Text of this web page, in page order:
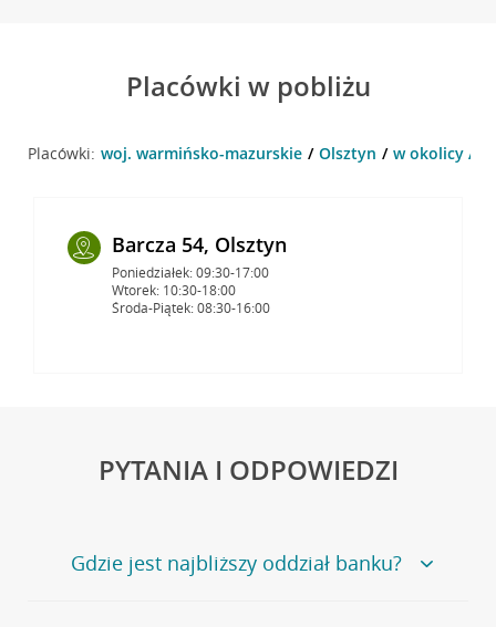
Placówki w pobliżu
Placówki: woj. warmińsko-mazurskie Olsztyn w okolicy
Barcza 54, Olsztyn
Poniedziałek: 09:30-17:00
Wtorek: 10:30-18:00
Środa-Piątek: 08:30-16:00
PYTANIA I ODPOWIEDZI
Gdzie jest najbliższy oddział banku?